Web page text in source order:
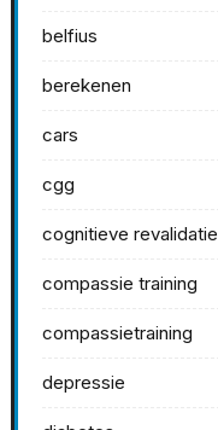
belfius
berekenen
cars
cgg
cognitieve revalidatie
compassie training
compassietraining
depressie